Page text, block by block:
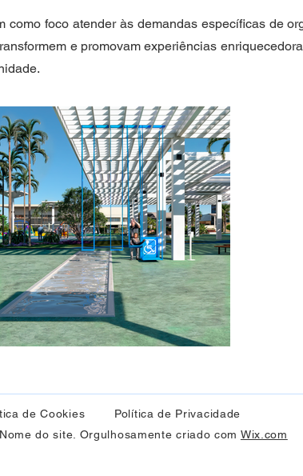
como foco atender às demandas específicas de
e promovam experiências
de Cookies
Política de Privacidade
do site. Orgulhosamente criado com Wix.com